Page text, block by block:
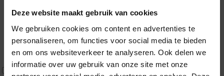
Deze website maakt gebruik van cookies
We gebruiken cookies om content en advertenties te
personaliseren, om functies voor social media te bieden
en om ons websiteverkeer te analyseren. Ook delen we
informatie over uw gebruik van onze site met onze
Twijfelaar
Koudschuim
Latex
Traagschuim
Tweepersoons 1 kern